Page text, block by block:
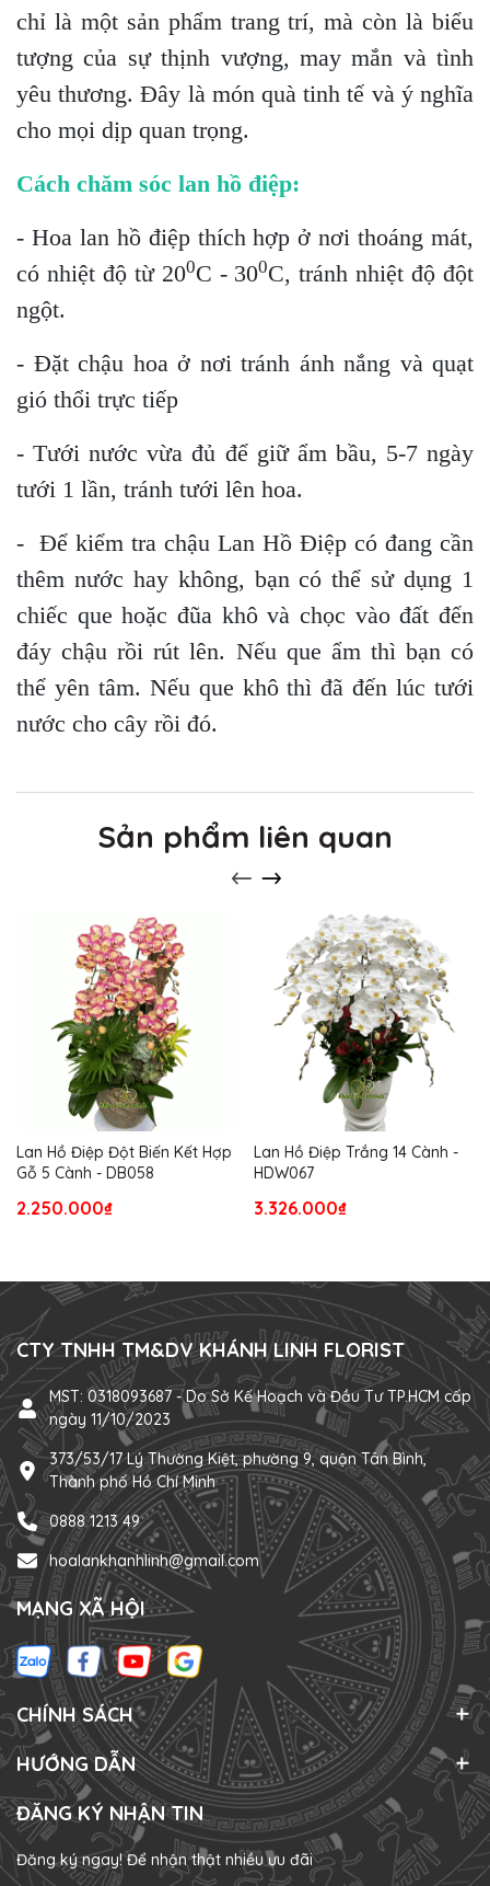
chỉ là một sản phẩm trang trí, mà còn là biểu
tượng của sự thịnh vượng, may mắn và tình
yêu thương. Đây là món quà tinh tế và ý nghĩa
cho mọi dịp quan trọng.
Cách chăm sóc lan hồ điệp:
- Hoa lan hồ điệp thích hợp ở nơi thoáng mát,
có nhiệt độ từ 200C - 300C, tránh nhiệt độ đột
ngột.
- Đặt chậu hoa ở nơi tránh ánh nắng và quạt
gió thổi trực tiếp
- Tưới nước vừa đủ để giữ ẩm bầu, 5-7 ngày
tưới 1 lần, tránh tưới lên hoa.
- Để kiểm tra chậu Lan Hồ Điệp có đang cần
thêm nước hay không, bạn có thể sử dụng 1
chiếc que hoặc đũa khô và chọc vào đất đến
đáy chậu rồi rút lên. Nếu que ẩm thì bạn có
thể yên tâm. Nếu que khô thì đã đến lúc tưới
nước cho cây rồi đó.
Sản phẩm liên quan
Lan Hồ Điệp Đột Biến Kết Hợp
Gỗ 5 Cành - DB058
2.250.000₫
Lan Hồ Điệp Trắng 14 Cành -
HDW067
3.326.000₫
CTY TNHH TM&DV KHÁNH LINH FLORIST
MST: 0318093687 - Do Sở Kế Hoạch và Đầu Tư TP.HCM cấp
ngày 11/10/2023
373/53/17 Lý Thường Kiệt, phường 9, quận Tân Bình,
Thành phố Hồ Chí Minh
0888 1213 49
hoalankhanhlinh@gmail.com
MẠNG XÃ HỘI
CHÍNH SÁCH
HƯỚNG DẪN
ĐĂNG KÝ NHẬN TIN
Đăng ký ngay! Để nhận thật nhiều ưu đãi